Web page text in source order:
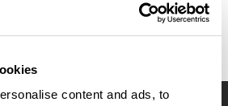
content and ads, to